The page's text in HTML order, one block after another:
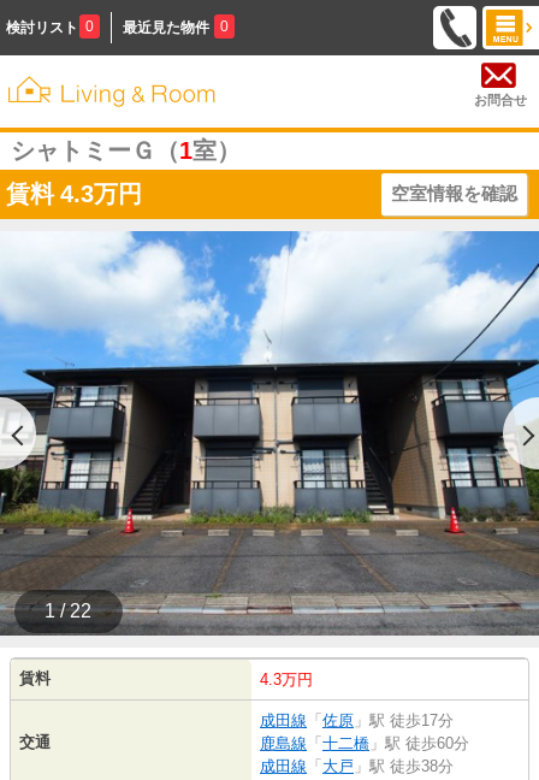
検討リスト 0 最近見た物件 0
お問合せ
シャトミーＧ（1室）
賃料 4.3万円 空室情報を確認
1 / 22
賃料 4.3万円
交通
成田線 「佐原 」駅 徒歩17分
鹿島線 「十二橋 」駅 徒歩60分
成田線 「大戸 」駅 徒歩38分